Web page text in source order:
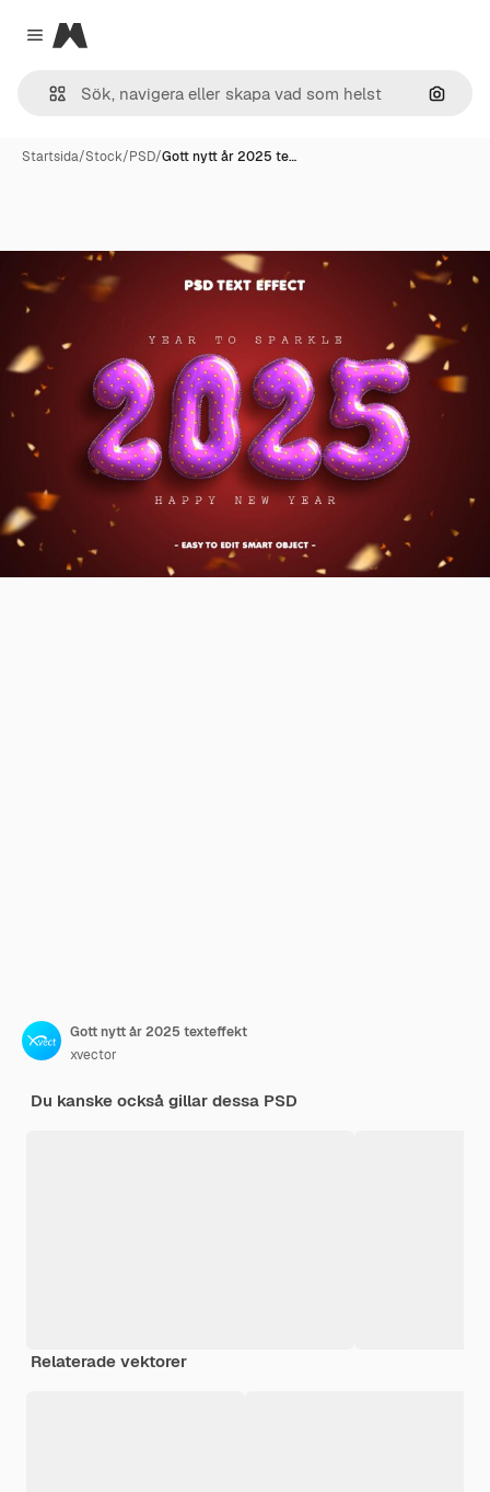
Close menu
Magnific
Sök
Startsida/Stock/PSD/Gott nytt år 2025 te…
Gott nytt år 2025 texteffekt
xvector
Du kanske också gillar dessa PSD
Relaterade vektorer